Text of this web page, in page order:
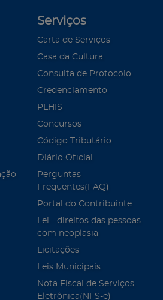
Serviços
Carta de Serviços
Casa da Cultura
Consulta de Protocolo
Credenciamento
PLHIS
Concursos
Código Tributário
Diário Oficial
Perguntas
Frequentes(FAQ)
Portal do Contribuinte
Lei - direitos das pessoas
com neoplasia
Licitações
Leis Municipais
Nota Fiscal de Serviços
Eletrônica(NFS-e)